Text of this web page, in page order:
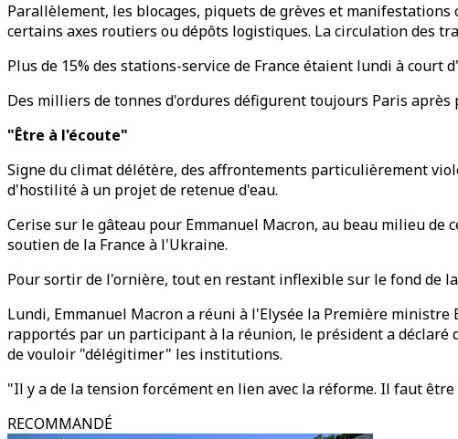
Parallèlement, les blocages, piquets de grèves et
certains axes routiers ou dépôts logistiques. La circulation des
Plus de 15% des stations-service de France étaient lundi à court
Des milliers de tonnes d'ordures défigurent toujours Paris après
"Être à l'écoute"
Signe du climat délétère, des affrontements particulièrement
d'hostilité à un projet de retenue d'eau.
Cerise sur le gâteau pour Emmanuel Macron, au beau milieu
soutien de la France à l'Ukraine.
Pour sortir de l'ornière, tout en restant inflexible sur le fond de
Lundi, Emmanuel Macron a réuni à l'Elysée la Première
rapportés par un participant à la réunion, le président a déclaré
de vouloir "délégitimer" les institutions.
"Il y a de la tension forcément en lien avec la réforme. Il faut
RECOMMANDÉ